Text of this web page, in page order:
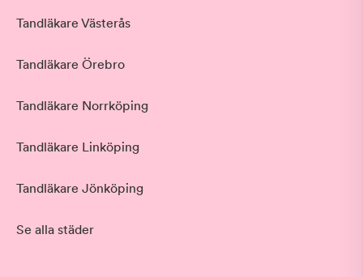
Tandläkare Västerås
Tandläkare Örebro
Tandläkare Norrköping
Tandläkare Linköping
Tandläkare Jönköping
Se alla städer